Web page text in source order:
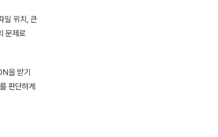
위치, 큰
문제로
을 받기
판단하게